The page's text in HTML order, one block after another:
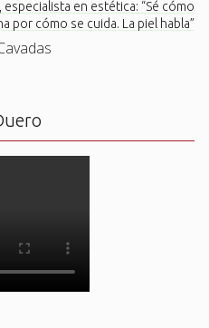
especialista en estética: “Sé cómo
por cómo se cuida. La piel habla”